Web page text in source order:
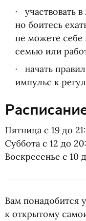
участвовать
но боитесь
не можете себе
семью или
начать
импульс к
Пятница с 19 до
Суббота с 12 до
Воскресенье с 10
Вам понадобится
к открытому